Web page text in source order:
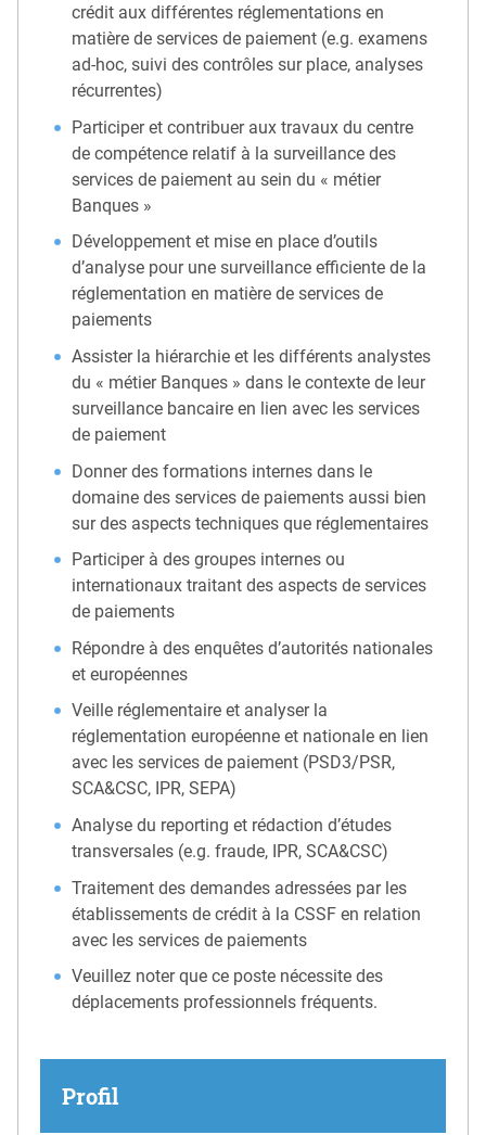
crédit aux différentes réglementations en
matière de services de paiement (e.g. examens
ad-hoc, suivi des contrôles sur place, analyses
récurrentes)
Participer et contribuer aux travaux du centre
de compétence relatif à la surveillance des
services de paiement au sein du « métier
Banques »
Développement et mise en place d’outils
d’analyse pour une surveillance efficiente de la
réglementation en matière de services de
paiements
Assister la hiérarchie et les différents analystes
du « métier Banques » dans le contexte de leur
surveillance bancaire en lien avec les services
de paiement
Donner des formations internes dans le
domaine des services de paiements aussi bien
sur des aspects techniques que réglementaires
Participer à des groupes internes ou
internationaux traitant des aspects de services
de paiements
Répondre à des enquêtes d’autorités nationales
et européennes
Veille réglementaire et analyser la
réglementation européenne et nationale en lien
avec les services de paiement (PSD3/PSR,
SCA&CSC, IPR, SEPA)
Analyse du reporting et rédaction d’études
transversales (e.g. fraude, IPR, SCA&CSC)
Traitement des demandes adressées par les
établissements de crédit à la CSSF en relation
avec les services de paiements
Veuillez noter que ce poste nécessite des
déplacements professionnels fréquents.
Profil